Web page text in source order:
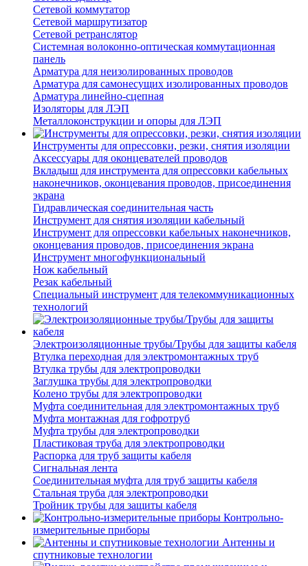
Сетевой коммутатор
Сетевой маршрутизатор
Сетевой ретранслятор
Системная волоконно-оптическая коммутационная
панель
Арматура для неизолированных проводов
Арматура для самонесущих изолированных проводов
Арматура линейно-сцепная
Изоляторы для ЛЭП
Металлоконструкции и опоры для ЛЭП
Инструменты для опрессовки, резки, снятия изоляции
Аксессуары для оконцевателей проводов
Вкладыш для инструмента для опрессовки кабельных
наконечников, оконцевания проводов, присоединения
экрана
Гидравлическая соединительная часть
Инструмент для снятия изоляции кабельный
Инструмент для опрессовки кабельных наконечников,
оконцевания проводов, присоединения экрана
Инструмент многофункциональный
Нож кабельный
Резак кабельный
Специальный инструмент для телекоммуникационных
технологий
Электроизоляционные трубы/Трубы для защиты кабеля
Втулка переходная для электромонтажных труб
Втулка трубы для электропроводки
Заглушка трубы для электропроводки
Колено трубы для электропроводки
Муфта соединительная для электромонтажных труб
Муфта монтажная для гофротруб
Муфта трубы для электропроводки
Пластиковая труба для электропроводки
Распорка для труб защиты кабеля
Сигнальная лента
Соединительная муфта для труб защиты кабеля
Стальная труба для электропроводки
Тройник трубы для защиты кабеля
Контрольно-
измерительные приборы
Антенны и
спутниковые технологии